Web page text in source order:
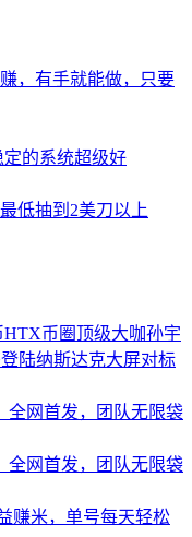
，有手就能做，只要
的系统超级好
低抽到2美刀以上
币圈顶级大咖孙宇
陆纳斯达克大屏对标
全网首发，团队无限袋
全网首发，团队无限袋
赚米，单号每天轻松